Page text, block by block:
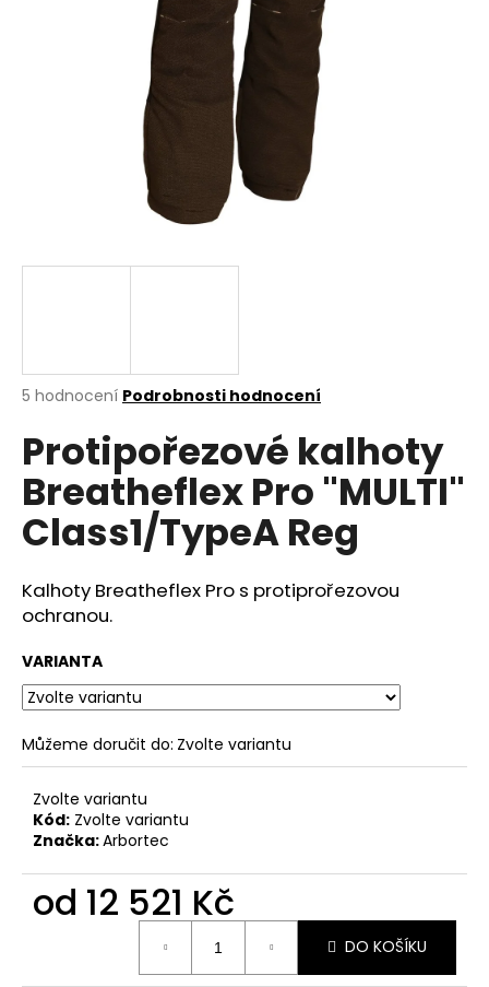
Průměrné
produktu
je
4,8
5
hvězdiček.
5 hodnocení Podrobnosti hodnocení
Protipořezové kalhoty
Breatheflex Pro "MULTI"
Class1/TypeA Reg
Kalhoty Breatheflex Pro s protiprořezovou
ochranou.
VARIANTA
Můžeme doručit do: Zvolte variantu
Zvolte variantu
Kód: Zvolte variantu
Značka:Arbortec
od 12 521 Kč
DO KOŠÍKU
o
p
r
u
č
u
j
m
e